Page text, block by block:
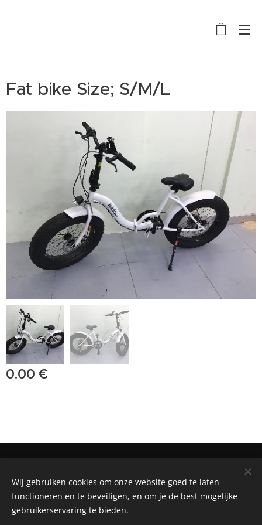
Fat bike Size; S/M/L
0.00 €
Powered byWebnode Cookies
Wij gebruiken cookies om onze website goed te laten
functioneren en te beveiligen, en om je de best mogelijke
gebruikerservaring te bieden.